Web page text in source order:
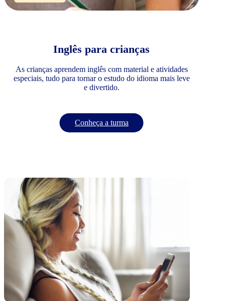
Inglês para crianças
As crianças aprendem inglês com material e atividades
especiais, tudo para tornar o estudo do idioma mais leve
e divertido.
Conheça a turma